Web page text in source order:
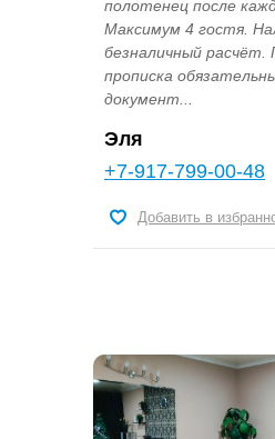
полотенец после
Максимум 4 гостя.
безналичный расчёт.
прописка
документ...
Эля
+7-917-799-00-48
Добавить в